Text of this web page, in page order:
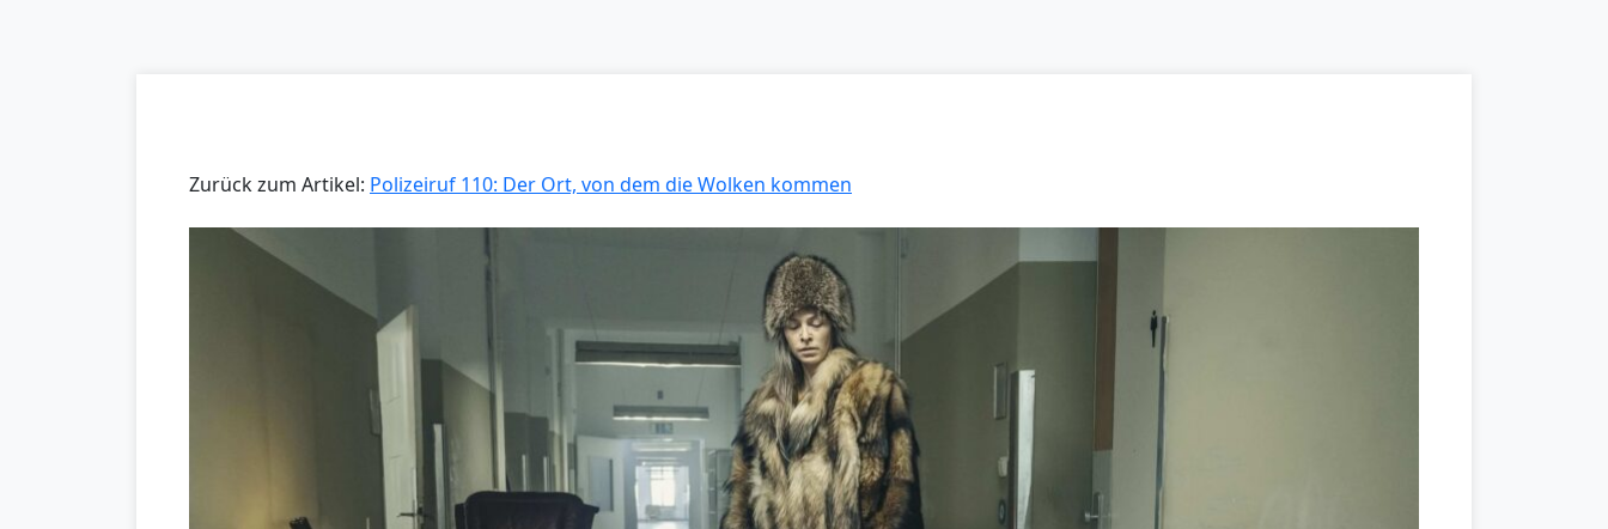
Zurück zum Artikel: Polizeiruf 110: Der Ort, von dem die Wolken kommen